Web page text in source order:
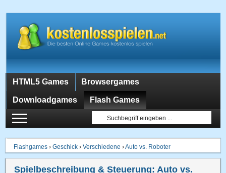
HTML5 Games Browsergames
Downloadgames Flash Games
Flashgames ›Geschick ›Verschiedene ›Auto vs. Roboter
Spielbeschreibung & Steuerung:Auto vs.